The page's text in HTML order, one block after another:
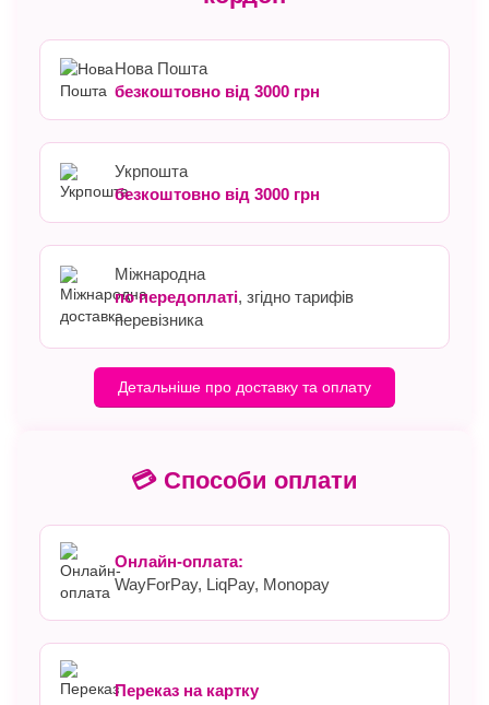
Нова Пошта
безкоштовно від 3000 грн
Укрпошта
безкоштовно від 3000 грн
Міжнародна
по передоплаті, згідно тарифів
перевізника
Детальніше про доставку та оплату
💳 Способи оплати
Онлайн-оплата:
WayForPay, LiqPay, Monopay
Переказ на картку